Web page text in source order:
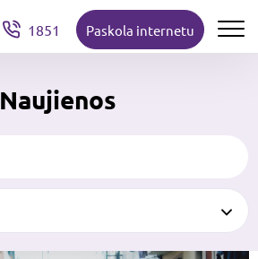
1851 Paskola internetu
Naujienos